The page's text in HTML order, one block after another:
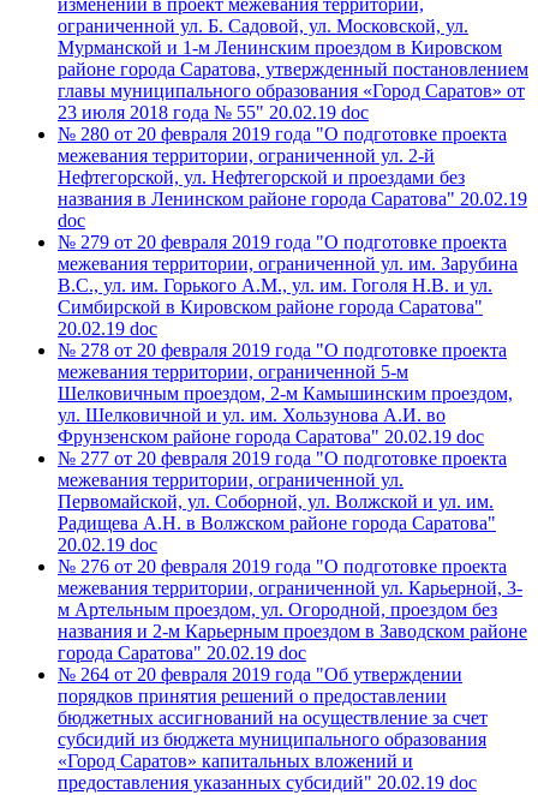
изменений в проект межевания территории,
ограниченной ул. Б. Садовой, ул. Московской, ул.
Мурманской и 1-м Ленинским проездом в Кировском
районе города Саратова, утвержденный постановлением
главы муниципального образования «Город Саратов» от
23 июля 2018 года № 55" 20.02.19 doc
№ 280 от 20 февраля 2019 года "О подготовке проекта
межевания территории, ограниченной ул. 2-й
Нефтегорской, ул. Нефтегорской и проездами без
названия в Ленинском районе города Саратова" 20.02.19
doc
№ 279 от 20 февраля 2019 года "О подготовке проекта
межевания территории, ограниченной ул. им. Зарубина
В.С., ул. им. Горького А.М., ул. им. Гоголя Н.В. и ул.
Симбирской в Кировском районе города Саратова"
20.02.19 doc
№ 278 от 20 февраля 2019 года "О подготовке проекта
межевания территории, ограниченной 5-м
Шелковичным проездом, 2-м Камышинским проездом,
ул. Шелковичной и ул. им. Хользунова А.И. во
Фрунзенском районе города Саратова" 20.02.19 doc
№ 277 от 20 февраля 2019 года "О подготовке проекта
межевания территории, ограниченной ул.
Первомайской, ул. Соборной, ул. Волжской и ул. им.
Радищева А.Н. в Волжском районе города Саратова"
20.02.19 doc
№ 276 от 20 февраля 2019 года "О подготовке проекта
межевания территории, ограниченной ул. Карьерной, 3-
м Артельным проездом, ул. Огородной, проездом без
названия и 2-м Карьерным проездом в Заводском районе
города Саратова" 20.02.19 doc
№ 264 от 20 февраля 2019 года "Об утверждении
порядков принятия решений о предоставлении
бюджетных ассигнований на осуществление за счет
субсидий из бюджета муниципального образования
«Город Саратов» капитальных вложений и
предоставления указанных субсидий" 20.02.19 doc